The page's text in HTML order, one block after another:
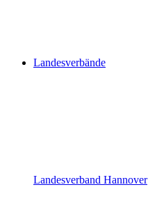
Landesverbände
Landesverband Hannover